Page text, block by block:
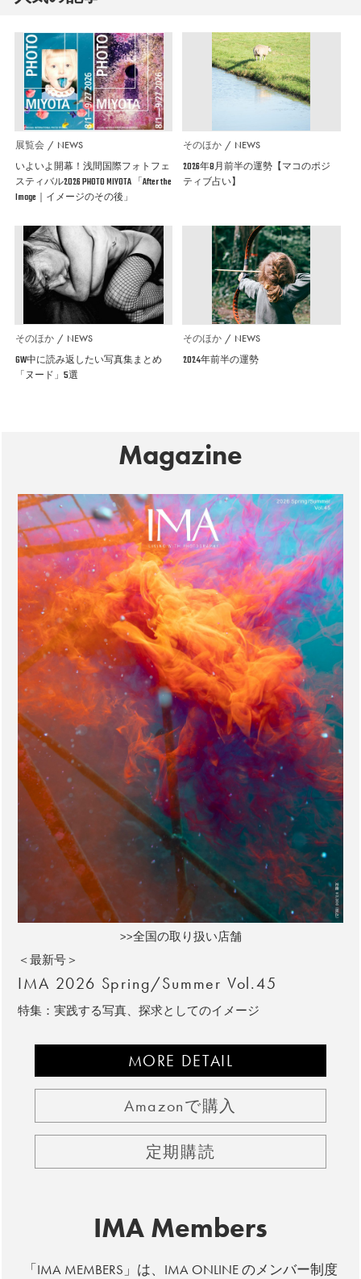
展覧会 NEWS
いよいよ開幕！浅間国際フォトフェ
スティバル2026 PHOTO MIYOTA 「After the
Image｜イメージのその後」
そのほか NEWS
2026年8月前半の運勢【マコのポジ
ティブ占い】
そのほか NEWS
GW中に読み返したい写真集まとめ
「ヌード」5選
そのほか NEWS
2024年前半の運勢
Magazine
>>全国の取り扱い店舗
＜最新号＞
IMA 2026 Spring/Summer Vol.45
特集：実践する写真、探求としてのイメージ
MORE DETAIL
Amazonで購入
定期購読
IMA Members
「IMA MEMBERS」は、IMA ONLINE のメンバー制度